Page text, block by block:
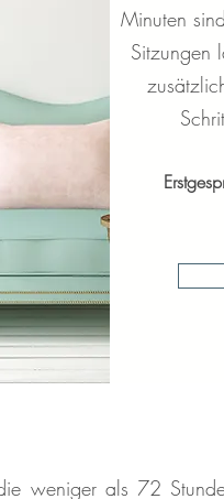
Minuten
Sitzungen
die weniger als 72